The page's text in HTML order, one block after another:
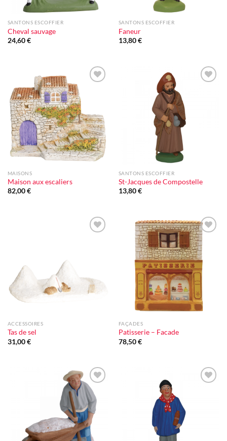
SANTONS ESCOFFIER
Cheval sauvage
24,60€
SANTONS ESCOFFIER
Faneur
13,80€
MAISONS
Maison aux escaliers
82,00€
SANTONS ESCOFFIER
St-Jacques de Compostelle
13,80€
ACCESSOIRES
Tas de sel
31,00€
Ajouter
à la liste
d'envie
FAÇADES
Patisserie – Facade
78,50€
Ajouter
à la liste
d'envie